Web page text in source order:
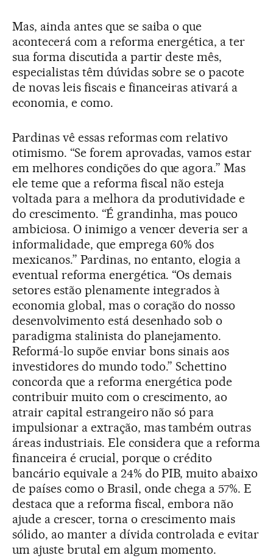
Mas, ainda antes que se saiba o que
acontecerá com a reforma energética, a ter
sua forma discutida a partir deste mês,
especialistas têm dúvidas sobre se o pacote
de novas leis fiscais e financeiras ativará a
economia, e como.
Pardinas vê essas reformas com relativo
otimismo. “Se forem aprovadas, vamos estar
em melhores condições do que agora.” Mas
ele teme que a reforma fiscal não esteja
voltada para a melhora da produtividade e
do crescimento. “É grandinha, mas pouco
ambiciosa. O inimigo a vencer deveria ser a
informalidade, que emprega 60% dos
mexicanos.” Pardinas, no entanto, elogia a
eventual reforma energética. “Os demais
setores estão plenamente integrados à
economia global, mas o coração do nosso
desenvolvimento está desenhado sob o
paradigma stalinista do planejamento.
Reformá-lo supõe enviar bons sinais aos
investidores do mundo todo.” Schettino
concorda que a reforma energética pode
contribuir muito com o crescimento, ao
atrair capital estrangeiro não só para
impulsionar a extração, mas também outras
áreas industriais. Ele considera que a reforma
financeira é crucial, porque o crédito
bancário equivale a 24% do PIB, muito abaixo
de países como o Brasil, onde chega a 57%. E
destaca que a reforma fiscal, embora não
ajude a crescer, torna o crescimento mais
sólido, ao manter a dívida controlada e evitar
um ajuste brutal em algum momento.